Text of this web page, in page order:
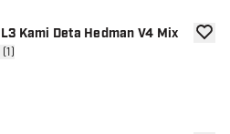
Kami Deta Hedman V4 Mix
recensioni